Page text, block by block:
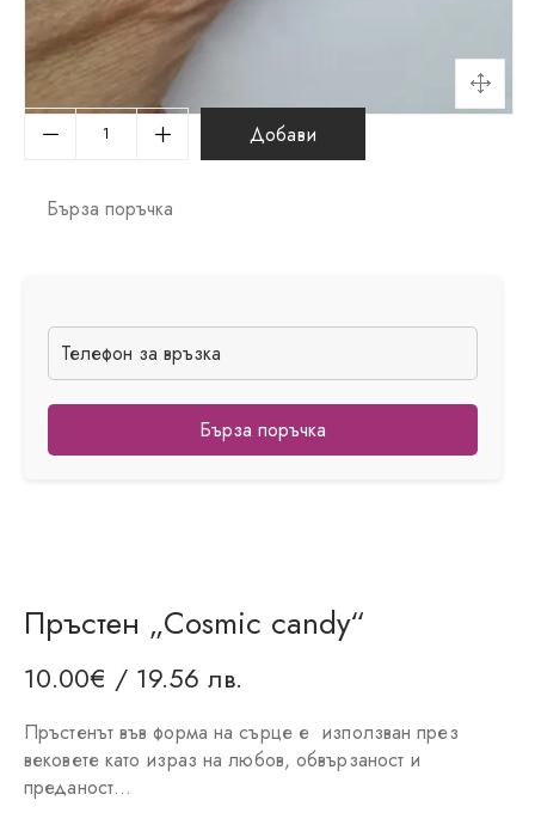
Пръстен „Cosmic candy“
10.00€ / 19.56 лв.
Пръстенът във форма на сърце е използван през
вековете като израз на любов, обвързаност и
преданост…
Добави
Бърза поръчка
Бърза поръчка